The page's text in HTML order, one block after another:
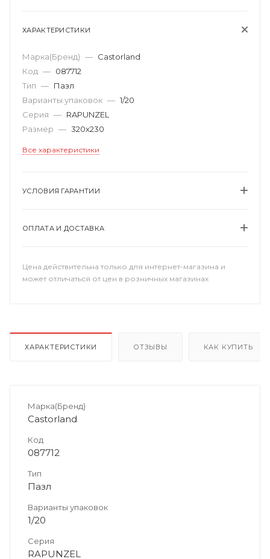
ХАРАКТЕРИСТИКИ
Марка(Бренд) — Castorland
Код — 087712
Тип — Пазл
Варианты упаковок — 1/20
Серия — RAPUNZEL
Размер — 320х230
Все характеристики
УСЛОВИЯ ГАРАНТИИ
ОПЛАТА И ДОСТАВКА
Цена действительна только для интернет-магазина и
может отличаться от цен в розничных магазинах
ХАРАКТЕРИСТИКИ ОТЗЫВЫ КАК КУПИТЬ
Марка(Бренд)
Castorland
Код
087712
Тип
Пазл
Варианты упаковок
1/20
Серия
RAPUNZEL